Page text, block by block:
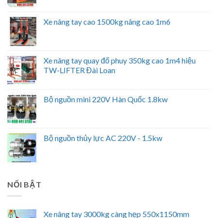
Xe nâng tay cao 1500kg nâng cao 1m6
Xe nâng tay quay đổ phuy 350kg cao 1m4 hiệu
TW-LIFTER Đài Loan
Bộ nguồn mini 220V Hàn Quốc 1.8kw
Bộ nguồn thủy lực AC 220V - 1.5kw
NỔI BẬT
Xe nâng tay 3000kg càng hẹp 550x1150mm